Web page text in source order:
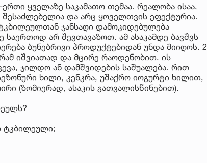
ყველაზე საკამათო თემაა. რეალობა ისაა,
და არც ყოველთვის ეფექტურია.
ჯანსაღი დამოკიდებულება
არ შევთავაზოთ. ამ ასაკამდე ბავშვს
ბუნებრივი პროდუქტებიდან უნდა მიიღოს. 2
იშვიათად და მცირე რაოდენობით. ის
ჯილდო ან დამშვიდების საშუალება. რით
ხილი, კენკრა, უშაქრო იოგურტი ხილით,
(ზომიერად, ასაკის გათვალისწინებით).
ტკბილეული;